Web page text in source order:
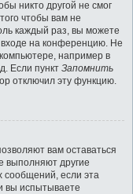
никто другой не смог
чтобы вам не
каждый раз, вы можете
на конференцию. Не
например в
Если пункт Запомнить
отключил эту функцию.
вам оставаться
выполняют другие
сообщений, если эта
вы испытываете